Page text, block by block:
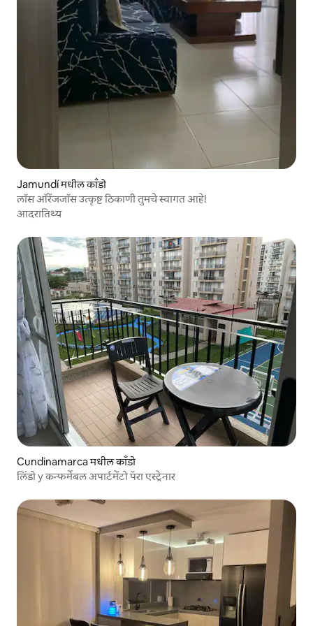
Jamundí मधील काँडो
लॉस ऑरेंजजॉस उत्कृष्ट ठिकाणी तुमचे स्वागत आहे!
आदरातिथ्य
Cundinamarca मधील काँडो
लिंडो y कन्फर्मेबल अपार्टमेंटो पॅरा एस्ट्रेनार